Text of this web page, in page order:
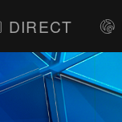
DIRECT